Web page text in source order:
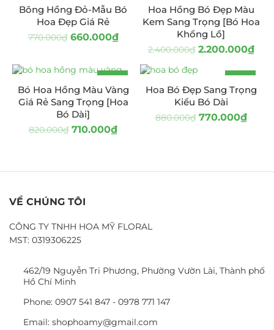
Bông Hồng Đỏ-Mẫu Bó
Hoa Đẹp Giá Rẻ
770.000₫ 660.000₫
Hoa Hồng Bó Đẹp Màu
Kem Sang Trọng [Bó Hoa
Khổng Lồ]
2.400.000₫ 2.200.000₫
-13%
Bó Hoa Hồng Màu Vàng
Giá Rẻ Sang Trọng [Hoa
Bó Dài]
820.000₫ 710.000₫
-13%
Hoa Bó Đẹp Sang Trọng
Kiểu Bó Dài
880.000₫ 770.000₫
VỀ CHÚNG TÔI
CÔNG TY TNHH HOA MỸ FLORAL
MST: 0319306225
462/19 Nguyễn Tri Phương, Phường Vườn Lài, Thành phố
Hồ Chí Minh
Phone: 0907 541 847 - 0978 771 147
Email: shophoamy@gmail.com